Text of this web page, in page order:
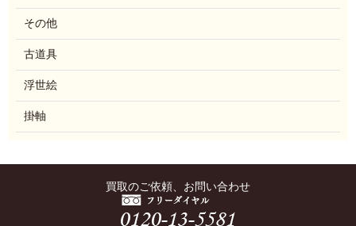
その他
古道具
浮世絵
掛軸
買取のご依頼、お問い合わせ